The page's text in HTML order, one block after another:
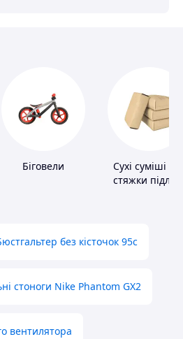
Біговели
Сухі суміші
стяжки
без кісточок 95с
стоноги Nike Phantom GX2
вентилятора